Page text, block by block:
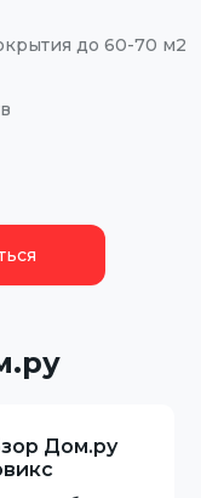
до 60-70 м2
Дом.ру